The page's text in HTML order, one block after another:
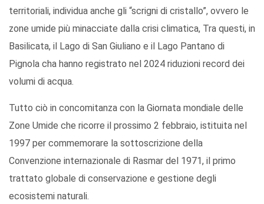
territoriali, individua anche gli “scrigni di cristallo”, ovvero le
zone umide più minacciate dalla crisi climatica, Tra questi, in
Basilicata, il Lago di San Giuliano e il Lago Pantano di
Pignola cha hanno registrato nel 2024 riduzioni record dei
volumi di acqua.
Tutto ciò in concomitanza con la Giornata mondiale delle
Zone Umide che ricorre il prossimo 2 febbraio, istituita nel
1997 per commemorare la sottoscrizione della
Convenzione internazionale di Rasmar del 1971, il primo
trattato globale di conservazione e gestione degli
ecosistemi naturali.